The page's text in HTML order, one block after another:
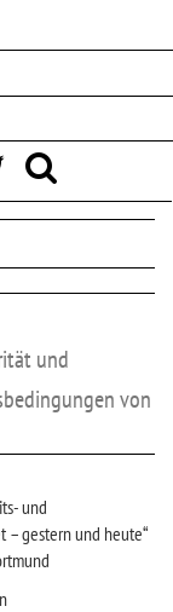
und
von
und
– gestern und heute“